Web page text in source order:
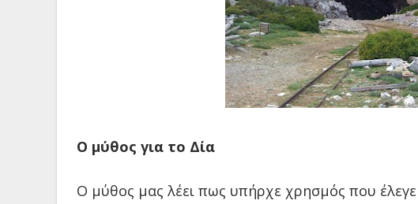
Ο μύθος για το Δία
Ο μύθος μας λέει πως υπήρχε χρησμός που